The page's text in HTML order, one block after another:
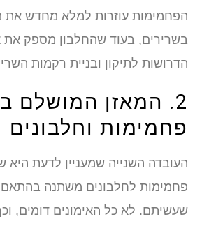
הפחמימות עוזרות למלא מחדש את
בשרירים, בעוד שהחלבון מספק את
הדרושות לתיקון ובניית רקמות השריר.
2. המאזן המושלם בין
פחמימות וחלבונים
העובדה השנייה שמעניין לדעת היא
פחמימות לחלבונים משתנה בהתאם
שעשיתם. לא כל האימונים דומים, וכך